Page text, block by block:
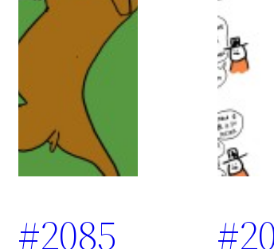
#2085